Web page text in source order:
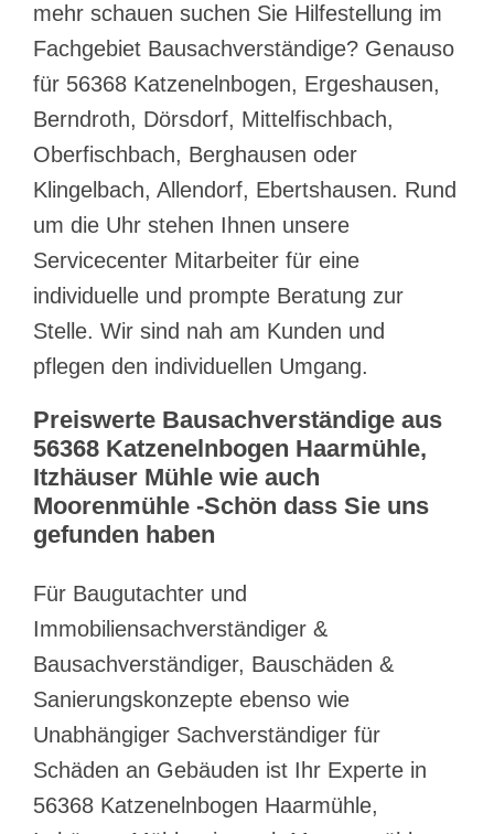
mehr schauen suchen Sie Hilfestellung im
Fachgebiet Bausachverständige? Genauso
für 56368 Katzenelnbogen, Ergeshausen,
Berndroth, Dörsdorf, Mittelfischbach,
Oberfischbach, Berghausen oder
Klingelbach, Allendorf, Ebertshausen. Rund
um die Uhr stehen Ihnen unsere
Servicecenter Mitarbeiter für eine
individuelle und prompte Beratung zur
Stelle. Wir sind nah am Kunden und
pflegen den individuellen Umgang.
Preiswerte Bausachverständige aus
56368 Katzenelnbogen Haarmühle,
Itzhäuser Mühle wie auch
Moorenmühle -Schön dass Sie uns
gefunden haben
Für Baugutachter und
Immobiliensachverständiger &
Bausachverständiger, Bauschäden &
Sanierungskonzepte ebenso wie
Unabhängiger Sachverständiger für
Schäden an Gebäuden ist Ihr Experte in
56368 Katzenelnbogen Haarmühle,